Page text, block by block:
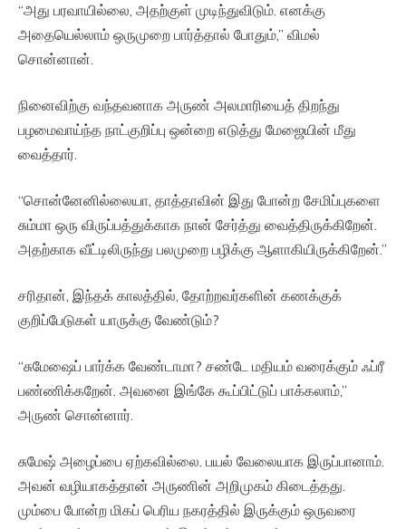
“அது பரவாயில்லை, அதற்குள் முடிந்துவிடும். எனக்கு
அதையெல்லாம் ஒருமுறை பார்த்தால் போதும்,” விமல்
சொன்னான்.
நினைவிற்கு வந்தவனாக அருண் அலமாரியைத் திறந்து
பழமைவாய்ந்த நாட்குறிப்பு ஒன்றை எடுத்து மேஜையின் மீது
வைத்தார்.
“சொன்னேனில்லையா, தாத்தாவின் இது போன்ற சேமிப்புகளை
சும்மா ஒரு விருப்பத்துக்காக நான் சேர்த்து வைத்திருக்கிறேன்.
அதற்காக வீட்டிலிருந்து பலமுறை பழிக்கு ஆளாகியிருக்கிறேன்.”
சரிதான், இந்தக் காலத்தில், தோற்றவர்களின் கணக்குக்
குறிப்பேடுகள் யாருக்கு வேண்டும்?
“சுமேஷைப் பார்க்க வேண்டாமா? சண்டே மதியம் வரைக்கும் ஃப்ரீ
பண்ணிக்கறேன். அவனை இங்கே கூப்பிட்டுப் பாக்கலாம்,”
அருண் சொன்னார்.
சுமேஷ் அழைப்பை ஏற்கவில்லை. பயல் வேலையாக இருப்பானாம்.
அவன் வழியாகத்தான் அருணின் அறிமுகம் கிடைத்தது.
மும்பை போன்ற மிகப் பெரிய நகரத்தில் இருக்கும் ஒருவரை